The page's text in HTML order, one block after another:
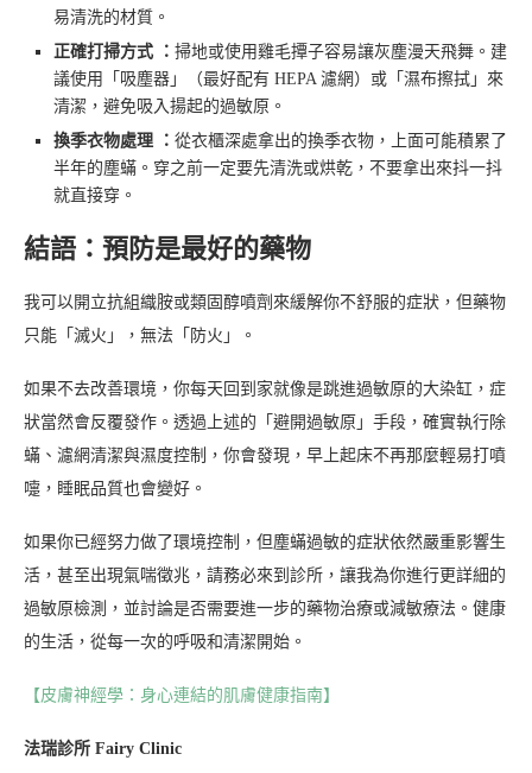
易清洗的材質。
正確打掃方式 ： 掃地或使用雞毛撢子容易讓灰塵漫天飛舞。建
議使用「吸塵器」（最好配有 HEPA 濾網）或「濕布擦拭」來
清潔，避免吸入揚起的過敏原。
換季衣物處理 ： 從衣櫃深處拿出的換季衣物，上面可能積累了
半年的塵蟎。穿之前一定要先清洗或烘乾，不要拿出來抖一抖
就直接穿。
結語：預防是最好的藥物
我可以開立抗組織胺或類固醇噴劑來緩解你不舒服的症狀，但藥物
只能「滅火」，無法「防火」。
如果不去改善環境，你每天回到家就像是跳進過敏原的大染缸，症
狀當然會反覆發作。透過上述的「避開過敏原」手段，確實執行除
蟎、濾網清潔與濕度控制，你會發現，早上起床不再那麼輕易打噴
嚏，睡眠品質也會變好。
如果你已經努力做了環境控制，但塵蟎過敏的症狀依然嚴重影響生
活，甚至出現氣喘徵兆，請務必來到診所，讓我為你進行更詳細的
過敏原檢測，並討論是否需要進一步的藥物治療或減敏療法。健康
的生活，從每一次的呼吸和清潔開始。
【皮膚神經學：身心連結的肌膚健康指南】
法瑞診所 Fairy Clinic